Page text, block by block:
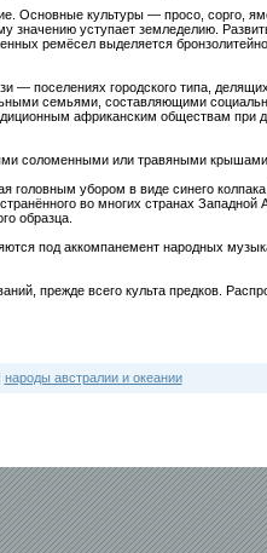
Основные культуры — просо, сорго,
значению уступает земледелию.
ремёсел выделяется
— поселениях городского типа,
семьями, составляющими
африканским обществам при
соломенными или травяными крышами.
головным убором в виде синего
во многих странах Западной
образца.
под аккомпанемент народных
прежде всего культа предков.
народы австралии и океании